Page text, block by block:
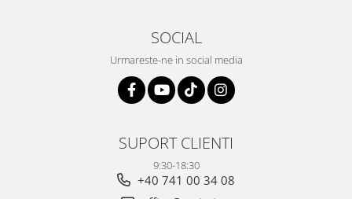
SOCIAL
Urmareste-ne in social media
SUPORT CLIENTI
9:30-18:30
+40 741 00 34 08